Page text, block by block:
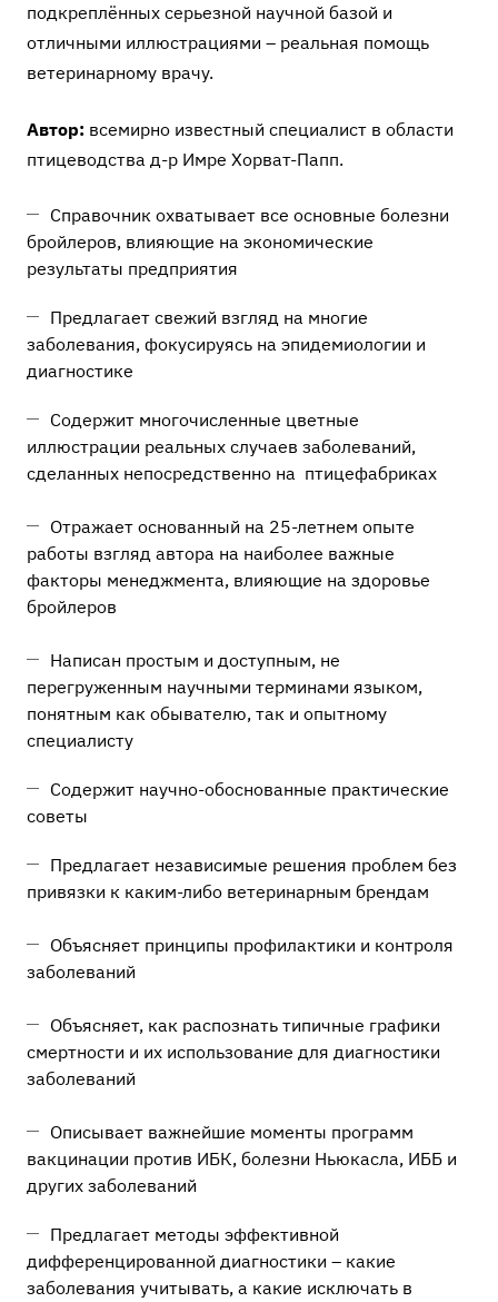
подкреплённых серьезной научной базой и
отличными иллюстрациями – реальная помощь
ветеринарному врачу.
Автор: всемирно известный специалист в области
птицеводства д-р Имре Хорват-Папп.
Справочник охватывает все основные болезни
бройлеров, влияющие на экономические
результаты предприятия
Предлагает свежий взгляд на многие
заболевания, фокусируясь на эпидемиологии и
диагностике
Содержит многочисленные цветные
иллюстрации реальных случаев заболеваний,
сделанных непосредственно на птицефабриках
Отражает основанный на 25-летнем опыте
работы взгляд автора на наиболее важные
факторы менеджмента, влияющие на здоровье
бройлеров
Написан простым и доступным, не
перегруженным научными терминами языком,
понятным как обывателю, так и опытному
специалисту
Содержит научно-обоснованные практические
советы
Предлагает независимые решения проблем без
привязки к каким-либо ветеринарным брендам
Объясняет принципы профилактики и контроля
заболеваний
Объясняет, как распознать типичные графики
смертности и их использование для диагностики
заболеваний
Описывает важнейшие моменты программ
вакцинации против ИБК, болезни Ньюкасла, ИББ и
других заболеваний
Предлагает методы эффективной
дифференцированной диагностики – какие
заболевания учитывать, а какие исключать в